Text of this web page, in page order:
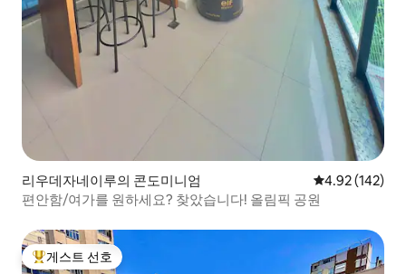
리우데자네이루의 콘도미니엄 평점 4.92점(5
4.92 (142)
편안함/여가를 원하세요? 찾았습니다! 올림픽 공원
상위 게스트 선호
게스트 선호